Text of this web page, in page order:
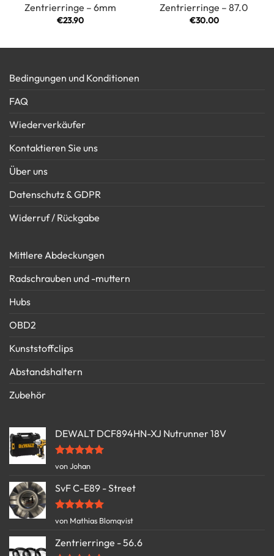
Zentrierringe – 6mm
€23.90
Zentrierringe – 87.0
€30.00
Bedingungen und Konditionen
FAQ
Wiederverkäufer
Kontaktieren Sie uns
Über uns
Datenschutz & GDPR
Widerruf / Rückgabe
Mittlere Abdeckungen
Radschrauben und -muttern
Hubs
OBD2
Kunststoffclips
Abstandshaltern
Zubehör
DEWALT DCF894HN-XJ Nutrunner 18V
Bewertet
5
von Johan
SvF C-E89 - Street
Bewertet
5
von Mathias Blomqvist
Zentrierringe - 56.6